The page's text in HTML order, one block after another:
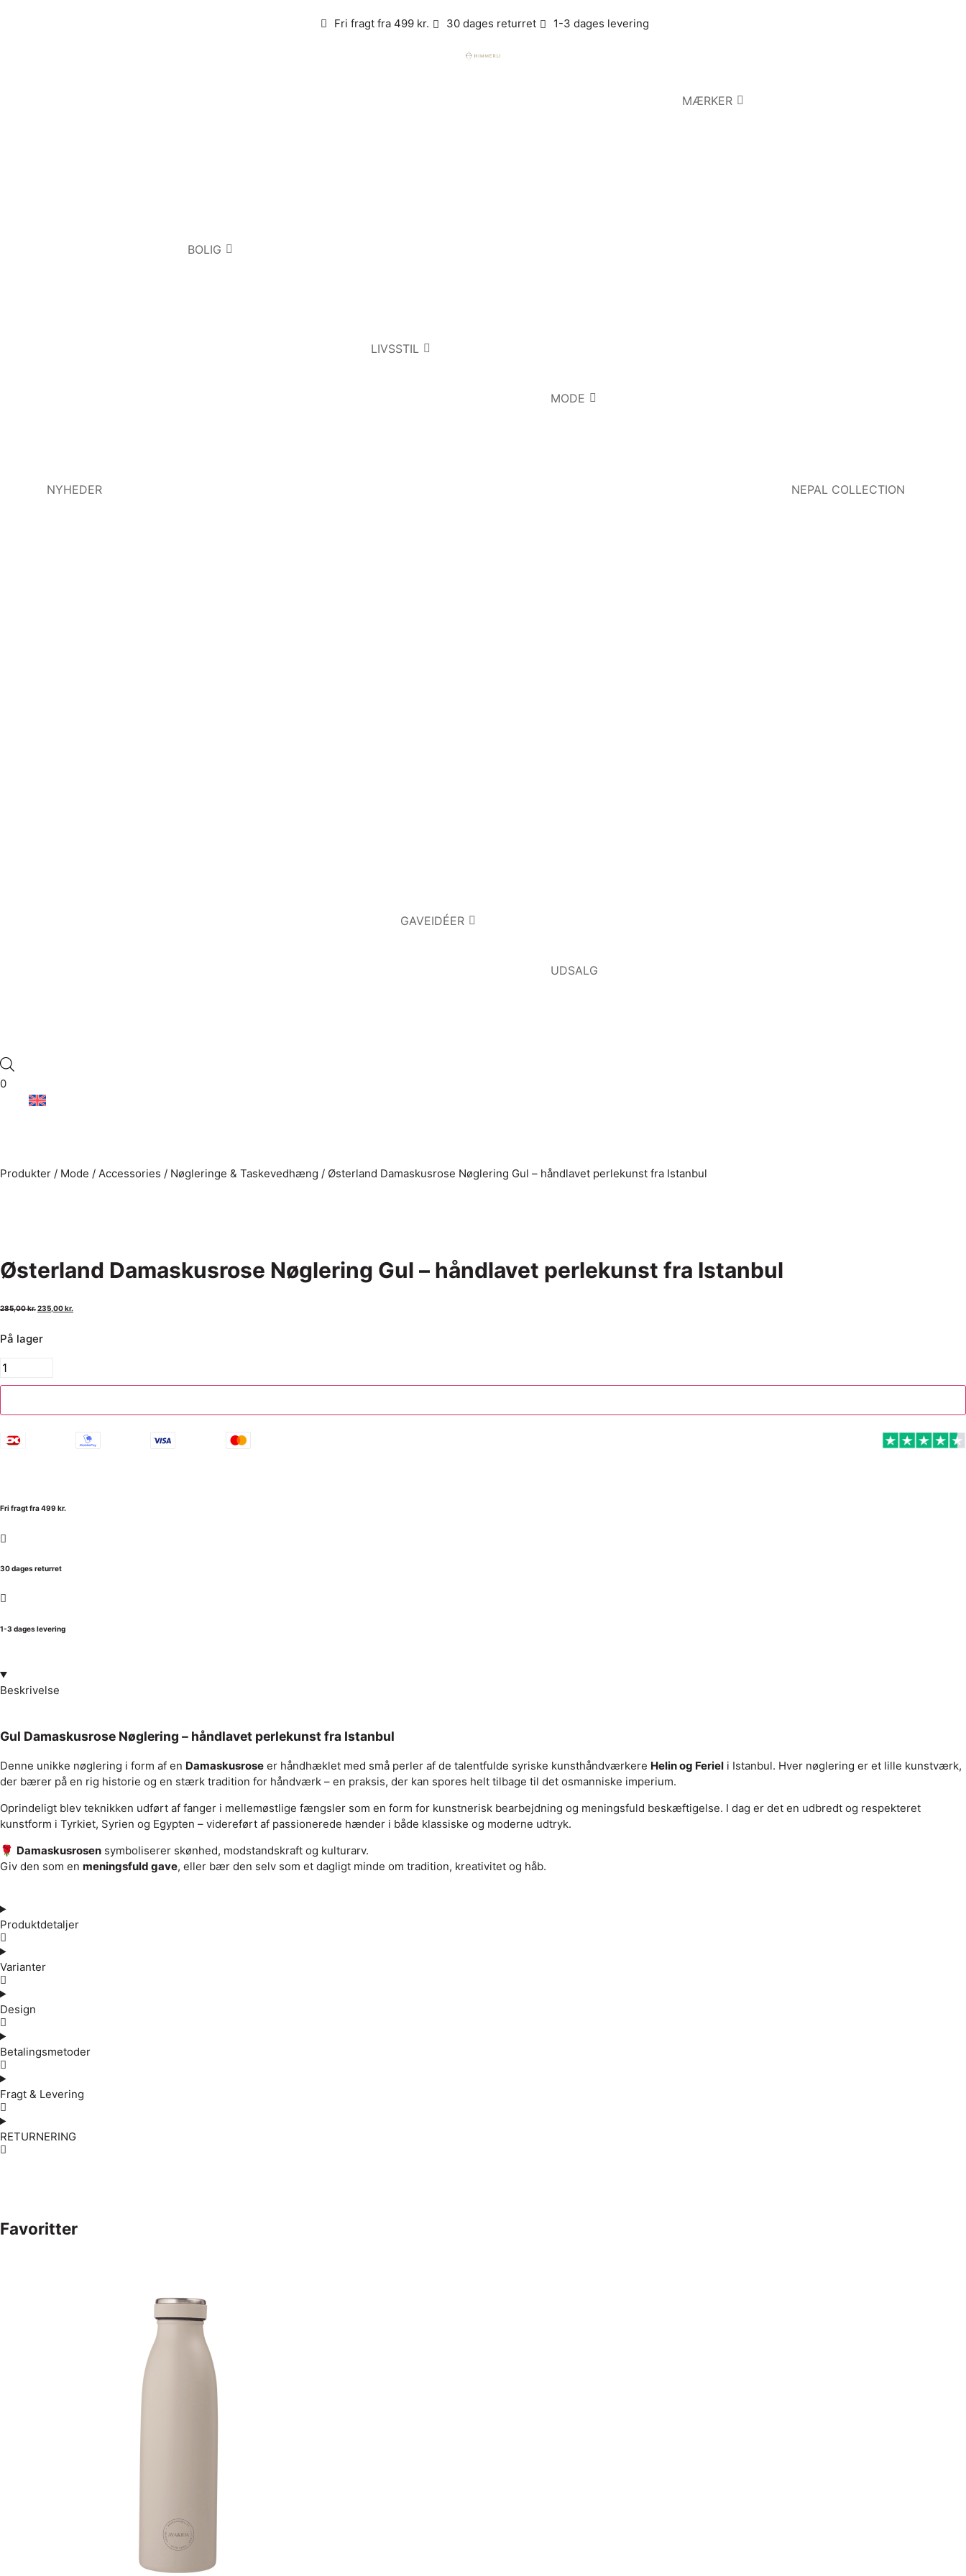
Fri fragt fra 499 kr. 30 dages returret 1-3 dages levering
NYHEDER
BOLIG
LIVSSTIL
MODE
MÆRKER
NEPAL COLLECTION
GAVEIDÉER
UDSALG
0
Produkter / Mode / Accessories / Nøgleringe & Taskevedhæng / Østerland Damaskusrose Nøglering Gul – håndlavet perlekunst fra Istanbul
Østerland Damaskusrose Nøglering Gul – håndlavet perlekunst fra Istanbul
285,00kr.235,00kr.
På lager
Fri fragt fra 499 kr.
30 dages returret
1-3 dages levering
Beskrivelse
Gul Damaskusrose Nøglering – håndlavet perlekunst fra Istanbul
Denne unikke nøglering i form af en Damaskusrose er håndhæklet med små perler af de talentfulde syriske kunsthåndværkere Helin og Feriel i Istanbul. Hver nøglering er et lille kunstværk,
der bærer på en rig historie og en stærk tradition for håndværk – en praksis, der kan spores helt tilbage til det osmanniske imperium.
Oprindeligt blev teknikken udført af fanger i mellemøstlige fængsler som en form for kunstnerisk bearbejdning og meningsfuld beskæftigelse. I dag er det en udbredt og respekteret
kunstform i Tyrkiet, Syrien og Egypten – videreført af passionerede hænder i både klassiske og moderne udtryk.
🌹 Damaskusrosen symboliserer skønhed, modstandskraft og kulturarv.
Giv den som en meningsfuld gave, eller bær den selv som et dagligt minde om tradition, kreativitet og håb.
Produktdetaljer
Varianter
Design
Betalingsmetoder
Fragt & Levering
RETURNERING
Favoritter